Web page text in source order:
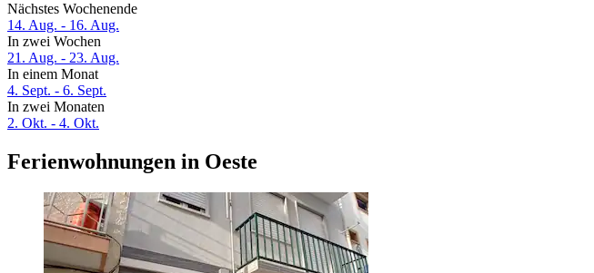
Nächstes Wochenende
14. Aug. - 16. Aug.
In zwei Wochen
21. Aug. - 23. Aug.
In einem Monat
4. Sept. - 6. Sept.
In zwei Monaten
2. Okt. - 4. Okt.
Ferienwohnungen in Oeste